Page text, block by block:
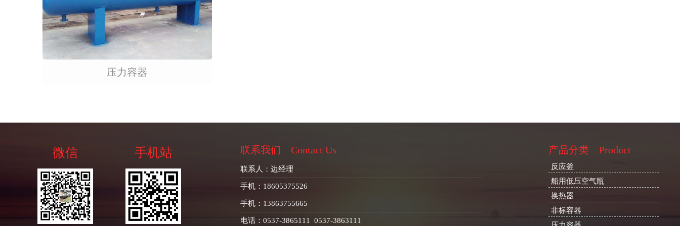
压力容器
微信 手机站 联系我们 Contact Us
联系人：边经理
手机：18605375526
手机：13863755665
电话：0537-3865111 0537-3863111
产品分类 Product
反应釜
船用低压空气瓶
换热器
非标容器